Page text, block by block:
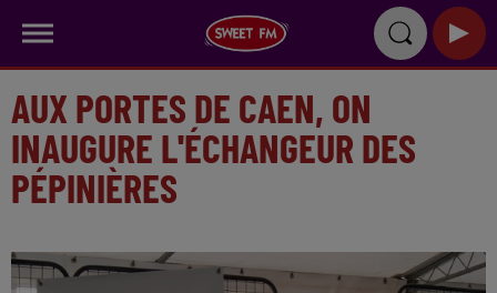
AUX PORTES DE CAEN, ON
INAUGURE L'ÉCHANGEUR DES
PÉPINIÈRES